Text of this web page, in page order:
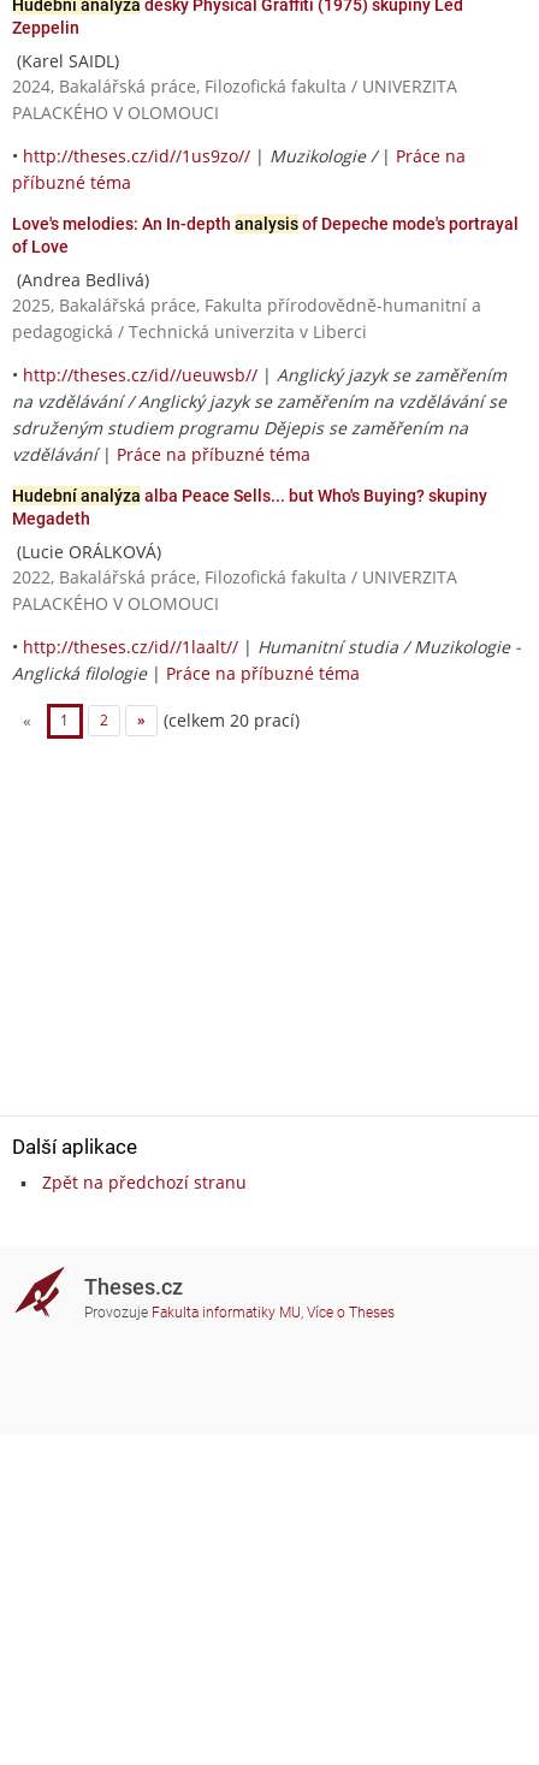
Hudební analýza desky Physical Graffiti (1975) skupiny Led
Zeppelin
(Karel SAIDL)
2024, Bakalářská práce, Filozofická fakulta / UNIVERZITA
PALACKÉHO V OLOMOUCI
• http://theses.cz/id//1us9zo// | Muzikologie / | Práce na
příbuzné téma
Love's melodies: An In-depth analysisof Depeche mode's portrayal
of Love
(Andrea Bedlivá)
2025, Bakalářská práce, Fakulta přírodovědně-humanitní a
pedagogická / Technická univerzita v Liberci
• http://theses.cz/id//ueuwsb// | Anglický jazyk se zaměřením
na vzdělávání / Anglický jazyk se zaměřením na vzdělávání se
sdruženým studiem programu Dějepis se zaměřením na
vzdělávání| Práce na příbuzné téma
Hudební analýza alba Peace Sells... but Who's Buying? skupiny
Megadeth
(Lucie ORÁLKOVÁ)
2022, Bakalářská práce, Filozofická fakulta / UNIVERZITA
PALACKÉHO V OLOMOUCI
• http://theses.cz/id//1laalt// | Humanitní studia / Muzikologie -
Anglická filologie| Práce na příbuzné téma
« 1 2 » (celkem 20 prací)
Další aplikace
Zpět na předchozí stranu
Theses.cz
Provozuje Fakulta informatiky MU, Více o Theses